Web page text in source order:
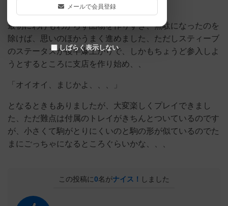
けのシンプルさ！
最初にわけもわからず品物を作りすぎ、無駄になったのを
除けば、思いのほかうまく進めました、ただしスティーブ
のステータスが後半爆上がりで、しかもちょうど参入しよ
うとするところに支店を作り始め、、
「オイオイ、まじかよ、、、」
となるときもありましたが、大変楽しくプレイできまし
た、ただ難点は付属のトレイがきちんとついているのです
が、小さくて駒がとりにくいのと駒の形が似ているのでた
まにごっちゃになるところぐらいかな、、、
この投稿に0名がナイス！ しました
メールで会員登録
しばらく表示しない